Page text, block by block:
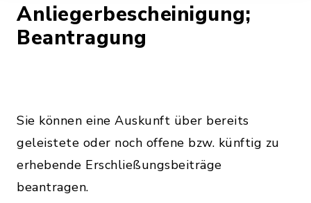
Anliegerbescheinigung;
Beantragung
Sie können eine Auskunft über bereits
geleistete oder noch offene bzw. künftig zu
erhebende Erschließungsbeiträge
beantragen.